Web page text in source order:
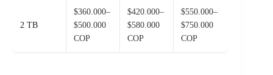
2 TB
$360.000–
$500.000
COP
$420.000–
$580.000
COP
$550.000–
$750.000
COP